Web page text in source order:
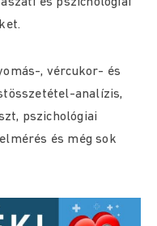
, vércukor- és
analízis,
pszichológiai
és még sok